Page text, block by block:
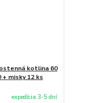
kotlina 60
+ misky 12 ks
expedícia 3-5 dní